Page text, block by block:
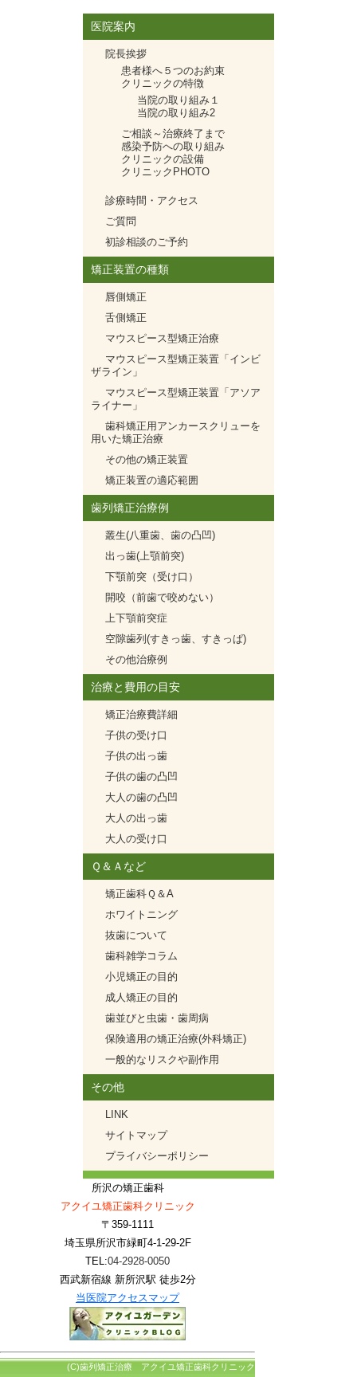
医院案内
院長挨拶
患者様へ５つのお約束
クリニックの特徴
当院の取り組み１
当院の取り組み2
ご相談～治療終了まで
感染予防への取り組み
クリニックの設備
クリニックPHOTO
診療時間・アクセス
ご質問
初診相談のご予約
矯正装置の種類
唇側矯正
舌側矯正
マウスピース型矯正治療
マウスピース型矯正装置「インビ
ザライン」
マウスピース型矯正装置「アソア
ライナー」
歯科矯正用アンカースクリューを
用いた矯正治療
その他の矯正装置
矯正装置の適応範囲
歯列矯正治療例
叢生(八重歯、歯の凸凹)
出っ歯(上顎前突)
下顎前突（受け口）
開咬（前歯で咬めない）
上下顎前突症
空隙歯列(すきっ歯、すきっぱ)
その他治療例
治療と費用の目安
矯正治療費詳細
子供の受け口
子供の出っ歯
子供の歯の凸凹
大人の歯の凸凹
大人の出っ歯
大人の受け口
Ｑ＆Ａなど
矯正歯科Ｑ＆A
ホワイトニング
抜歯について
歯科雑学コラム
小児矯正の目的
成人矯正の目的
歯並びと虫歯・歯周病
保険適用の矯正治療(外科矯正)
一般的なリスクや副作用
その他
LINK
サイトマップ
プライバシーポリシー
所沢の矯正歯科
アクイユ矯正歯科クリニック
〒359-1111
埼玉県所沢市緑町4-1-29-2F
TEL:04-2928-0050
西武新宿線 新所沢駅 徒歩2分
当医院アクセスマップ
(C)歯列矯正治療 アクイユ矯正歯科クリニック